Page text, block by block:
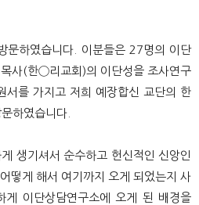
문하였습니다. 이분들은 27명의 이단
사(한◯리교회)의 이단성을 조사연구
서를 가지고 저희 예장합신 교단의 한
하였습니다.
생기셔서 순수하고 헌신적인 신앙인
떻게 해서 여기까지 오게 되었는지 사
게 이단상담연구소에 오게 된 배경을